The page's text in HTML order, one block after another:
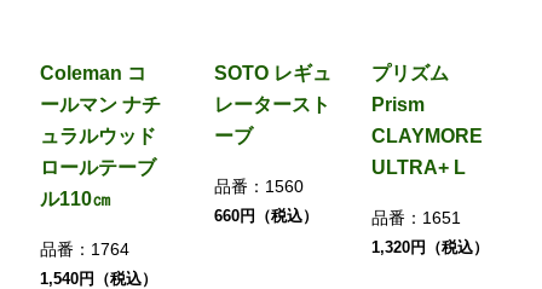
Coleman コ
ールマン ナチ
ュラルウッド
ロールテーブ
ル110㎝
品番： 1764
1,540円（税込）
SOTO レギュ
レータースト
ーブ
品番： 1560
660円（税込）
プリズム
Prism
CLAYMORE
ULTRA+ L
品番： 1651
1,320円（税込）